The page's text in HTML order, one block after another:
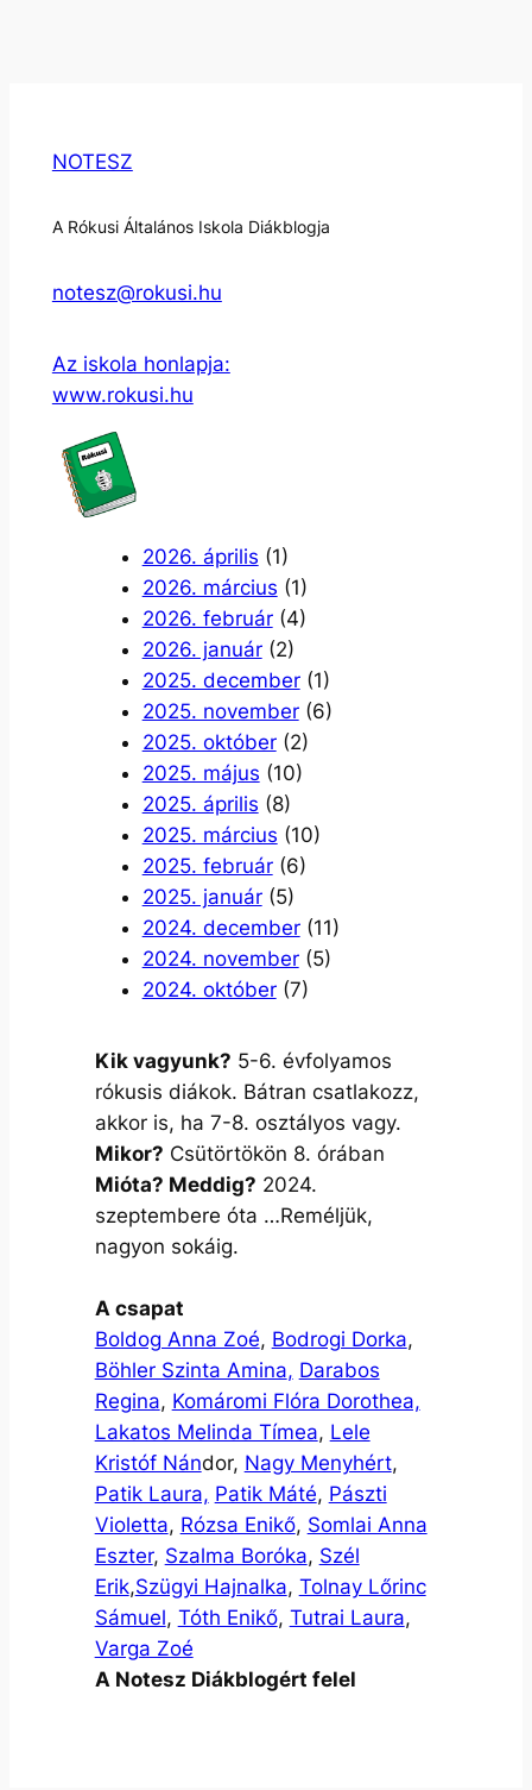
NOTESZ
A Rókusi Általános Iskola Diákblogja
notesz@rokusi.hu
Az iskola honlapja:
www.rokusi.hu
2026. április (1)
2026. március (1)
2026. február(4)
2026. január(2)
2025. december(1)
2025. november(6)
2025. október(2)
2025. május (10)
2025. április (8)
2025. március (10)
2025. február(6)
2025. január(5)
2024. december(11)
2024. november(5)
2024. október(7)
Kik vagyunk? 5-6. évfolyamos
rókusis diákok. Bátran csatlakozz,
akkor is, ha 7-8. osztályos vagy.
Mikor? Csütörtökön 8. órában
Mióta? Meddig? 2024.
szeptembere óta …Reméljük,
nagyon sokáig.
A csapat
Boldog Anna Zoé, Bodrogi Dorka,
Böhler Szinta Amina, Darabos
Regina, Komáromi Flóra Dorothea,
Lakatos Melinda Tímea, Lele
Kristóf Nándor, Nagy Menyhért,
Patik Laura, Patik Máté, Pászti
Violetta, Rózsa Enikő, Somlai Anna
Eszter, Szalma Boróka, Szél
Erik,Szügyi Hajnalka, Tolnay Lőrinc
Sámuel, Tóth Enikő, Tutrai Laura,
Varga Zoé
A Notesz Diákblogért felel